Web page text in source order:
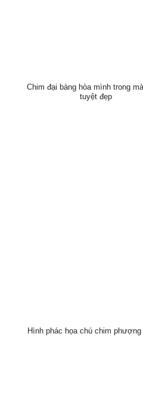
Chim đại bàng hòa mình trong
tuyệt đẹp
Hình phác họa chú chim phượng